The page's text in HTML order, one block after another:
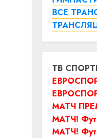
ВСЕ
ТВ
МАТЧ
МАТЧ!
МАТЧ!